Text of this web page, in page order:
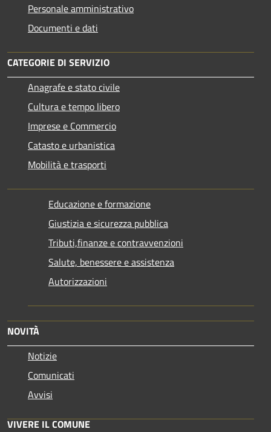
Personale amministrativo
Documenti e dati
CATEGORIE DI SERVIZIO
Anagrafe e stato civile
Cultura e tempo libero
Imprese e Commercio
Catasto e urbanistica
Mobilità e trasporti
Educazione e formazione
Giustizia e sicurezza pubblica
Tributi,finanze e contravvenzioni
Salute, benessere e assistenza
Autorizzazioni
NOVITÀ
Notizie
Comunicati
Avvisi
VIVERE IL COMUNE